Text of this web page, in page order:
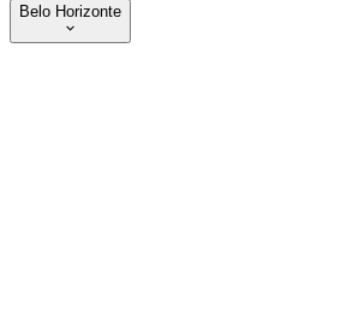
Belo Horizonte